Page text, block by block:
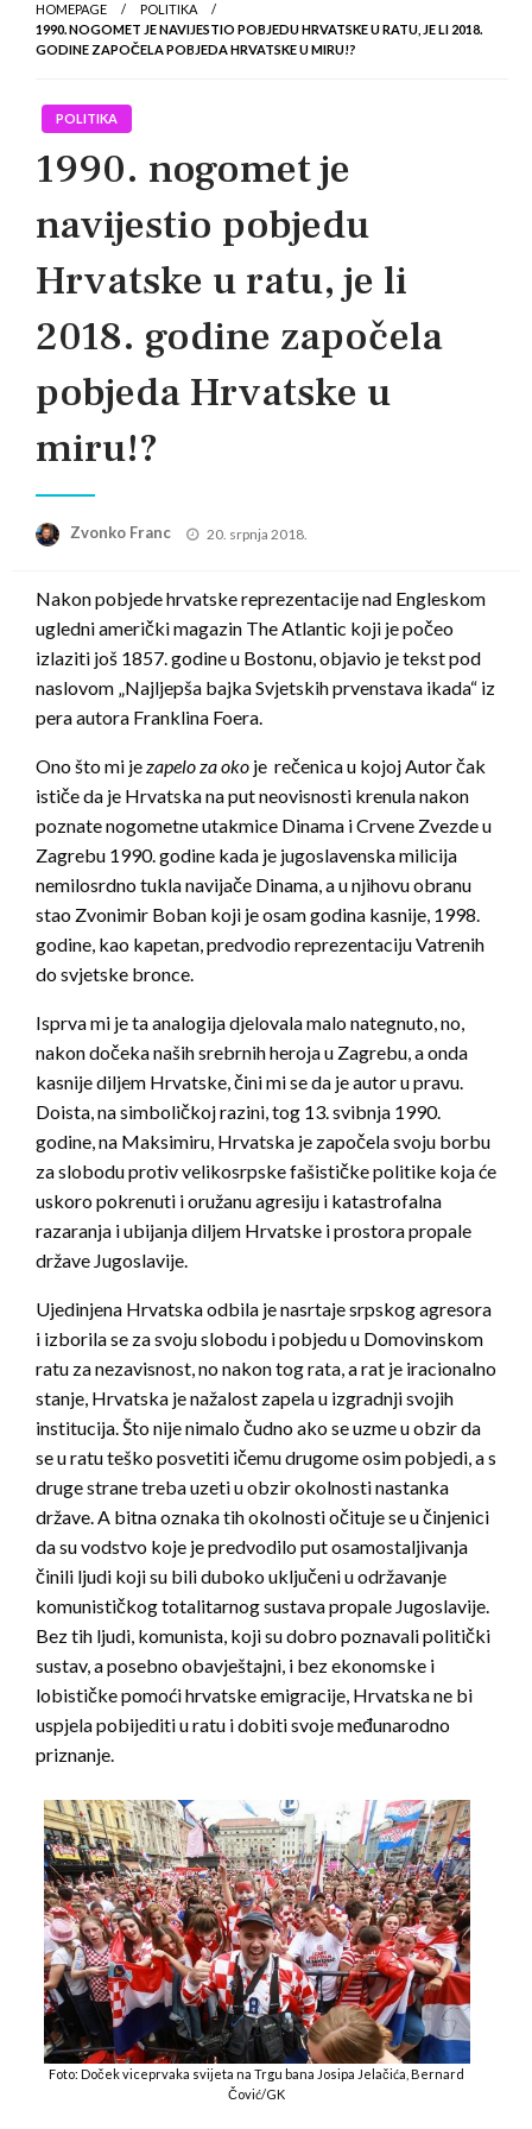
HOMEPAGE
POLITIKA
1990. NOGOMET JE NAVIJESTIO POBJEDU HRVATSKE U RATU, JE LI 2018.
GODINE ZAPOČELA POBJEDA HRVATSKE U MIRU!?
POLITIKA
1990. nogomet je
navijestio pobjedu
Hrvatske u ratu, je li
2018. godine započela
pobjeda Hrvatske u
miru!?
Zvonko Franc
Posted
20. srpnja 2018.
Nakon pobjede hrvatske reprezentacije nad Engleskom
ugledni američki magazin The Atlantic koji je počeo
izlaziti još 1857. godine u Bostonu, objavio je tekst pod
naslovom „Najljepša bajka Svjetskih prvenstava ikada“ iz
pera autora Franklina Foera.
Ono što mi jezapelo za oko je rečenica u kojoj Autor čak
ističe da je Hrvatska na put neovisnosti krenula nakon
poznate nogometne utakmice Dinama i Crvene Zvezde u
Zagrebu 1990. godine kada je jugoslavenska milicija
nemilosrdno tukla navijače Dinama, a u njihovu obranu
stao Zvonimir Boban koji je osam godina kasnije, 1998.
godine, kao kapetan, predvodio reprezentaciju Vatrenih
do svjetske bronce.
Isprva mi je ta analogija djelovala malo nategnuto, no,
nakon dočeka naših srebrnih heroja u Zagrebu, a onda
kasnije diljem Hrvatske, čini mi se da je autor u pravu.
Doista, na simboličkoj razini, tog 13. svibnja 1990.
godine, na Maksimiru, Hrvatska je započela svoju borbu
za slobodu protiv velikosrpske fašističke politike koja će
uskoro pokrenuti i oružanu agresiju i katastrofalna
razaranja i ubijanja diljem Hrvatske i prostora propale
države Jugoslavije.
Ujedinjena Hrvatska odbila je nasrtaje srpskog agresora
i izborila se za svoju slobodu i pobjedu u Domovinskom
ratu za nezavisnost, no nakon tog rata, a rat je iracionalno
stanje, Hrvatska je nažalost zapela u izgradnji svojih
institucija. Što nije nimalo čudno ako se uzme u obzir da
se u ratu teško posvetiti ičemu drugome osim pobjedi, a s
druge strane treba uzeti u obzir okolnosti nastanka
države. A bitna oznaka tih okolnosti očituje se u činjenici
da su vodstvo koje je predvodilo put osamostaljivanja
činili ljudi koji su bili duboko uključeni u održavanje
komunističkog totalitarnog sustava propale Jugoslavije.
Bez tih ljudi, komunista, koji su dobro poznavali politički
sustav, a posebno obavještajni, i bez ekonomske i
lobističke pomoći hrvatske emigracije, Hrvatska ne bi
uspjela pobijediti u ratu i dobiti svoje međunarodno
priznanje.
Foto: Doček viceprvaka svijeta na Trgu bana Josipa Jelačića, Bernard
Čović/GK